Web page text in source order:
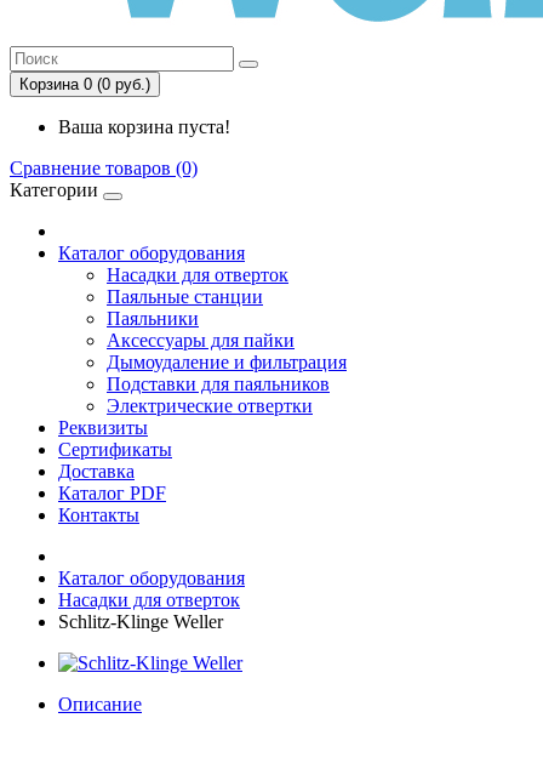
Корзина 0 (0 руб.)
Ваша корзина пуста!
Сравнение товаров (0)
Категории
Каталог оборудования
Насадки для отверток
Паяльные станции
Паяльники
Аксессуары для пайки
Дымоудаление и фильтрация
Подставки для паяльников
Электрические отвертки
Реквизиты
Сертификаты
Доставка
Каталог PDF
Контакты
Каталог оборудования
Насадки для отверток
Schlitz-Klinge Weller
Описание